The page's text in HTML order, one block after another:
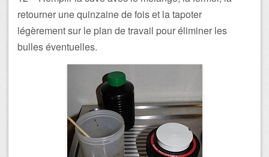
retourner une quinzaine de fois et la tapoter
légèrement sur le plan de travail pour éliminer les
bulles éventuelles.